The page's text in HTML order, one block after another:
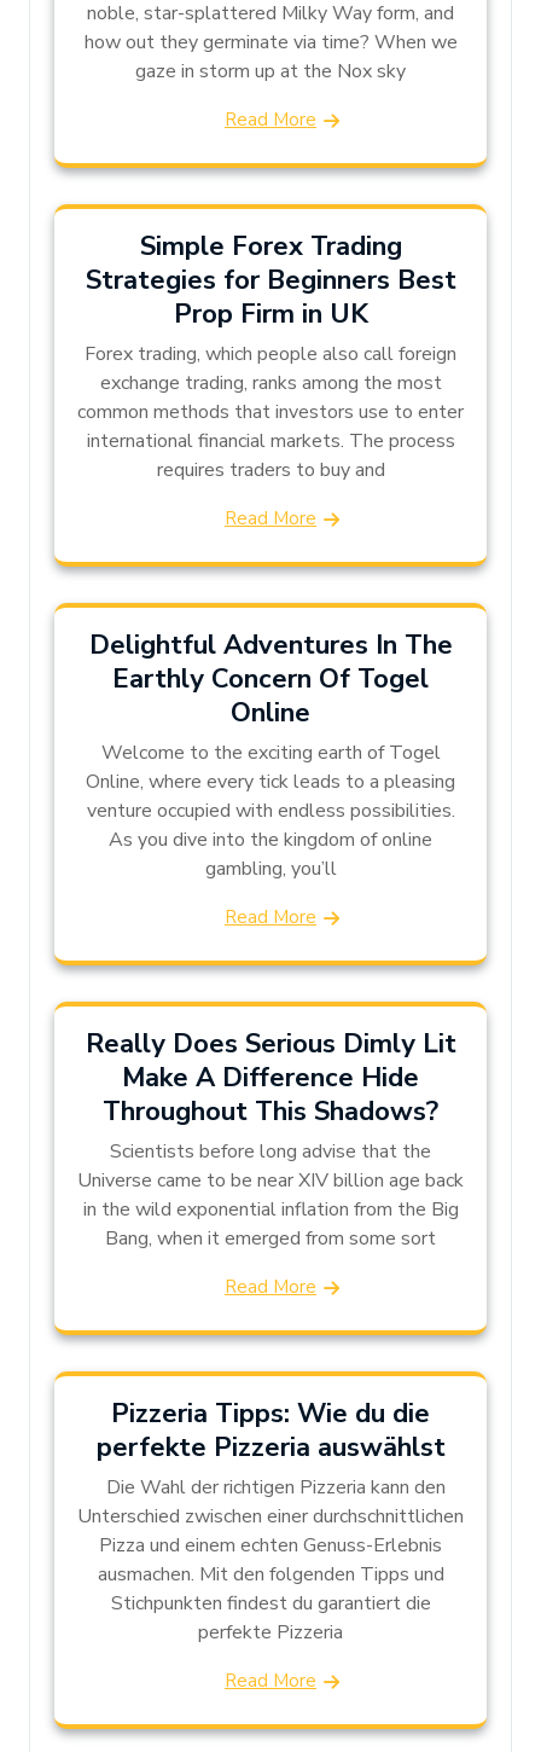
noble, star-splattered Milky Way form, and
how out they germinate via time? When we
gaze in storm up at the Nox sky
Read More
Simple Forex Trading
Strategies for Beginners Best
Prop Firm in UK
Forex trading, which people also call foreign
exchange trading, ranks among the most
common methods that investors use to enter
international financial markets. The process
requires traders to buy and
Read More
Delightful Adventures In The
Earthly Concern Of Togel
Online
Welcome to the exciting earth of Togel
Online, where every tick leads to a pleasing
venture occupied with endless possibilities.
As you dive into the kingdom of online
gambling, you’ll
Read More
Really Does Serious Dimly Lit
Make A Difference Hide
Throughout This Shadows?
Scientists before long advise that the
Universe came to be near XIV billion age back
in the wild exponential inflation from the Big
Bang, when it emerged from some sort
Read More
Pizzeria Tipps: Wie du die
perfekte Pizzeria auswählst
Die Wahl der richtigen Pizzeria kann den
Unterschied zwischen einer durchschnittlichen
Pizza und einem echten Genuss-Erlebnis
ausmachen. Mit den folgenden Tipps und
Stichpunkten findest du garantiert die
perfekte Pizzeria
Read More